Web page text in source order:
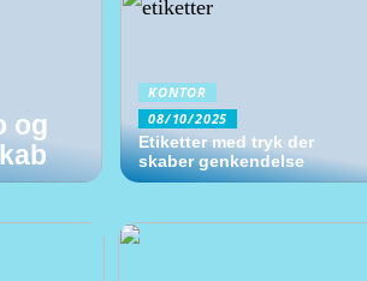
og
KONTOR
08/10/2025
Etiketter med tryk der
skaber genkendelse